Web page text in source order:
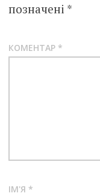
позначені *
КОМЕНТАР *
ІМ'Я *